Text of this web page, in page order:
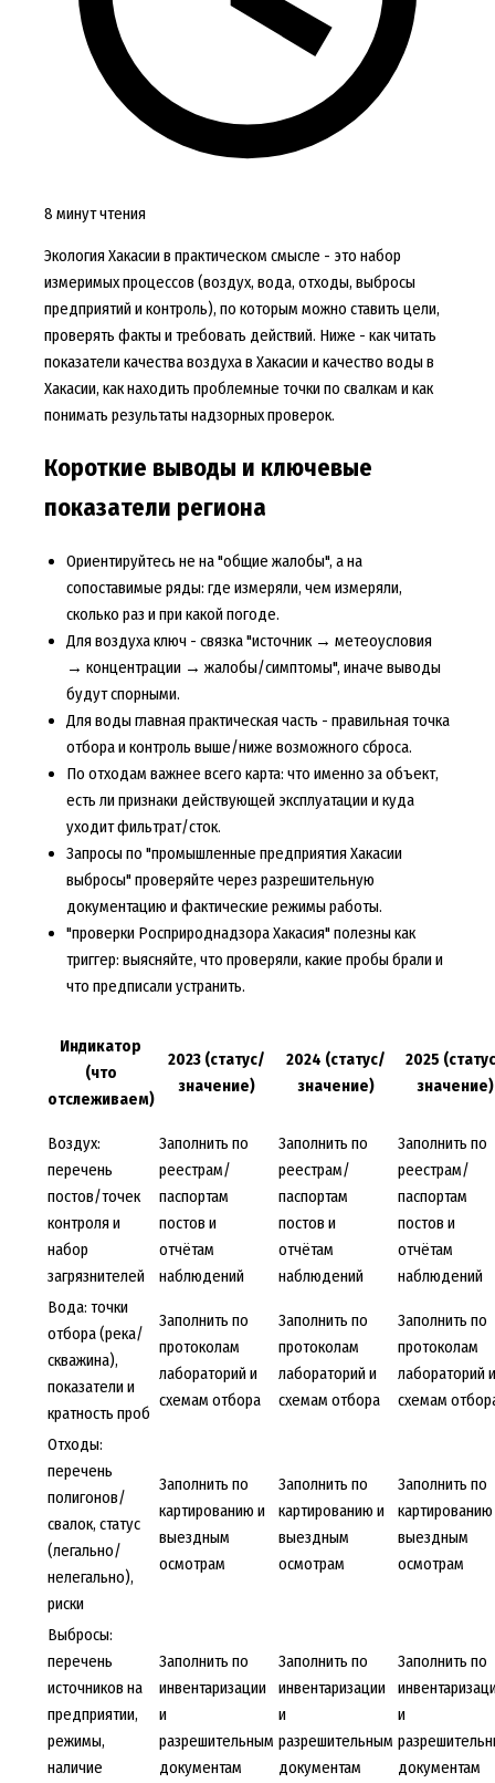
8 минут чтения
Экология Хакасии в практическом смысле - это набор
измеримых процессов (воздух, вода, отходы, выбросы
предприятий и контроль), по которым можно ставить цели,
проверять факты и требовать действий. Ниже - как читать
показатели качества воздуха в Хакасии и качество воды в
Хакасии, как находить проблемные точки по свалкам и как
понимать результаты надзорных проверок.
Короткие выводы и ключевые
показатели региона
Ориентируйтесь не на "общие жалобы", а на
сопоставимые ряды: где измеряли, чем измеряли,
сколько раз и при какой погоде.
Для воздуха ключ - связка "источник → метеоусловия
→ концентрации → жалобы/симптомы", иначе выводы
будут спорными.
Для воды главная практическая часть - правильная точка
отбора и контроль выше/ниже возможного сброса.
По отходам важнее всего карта: что именно за объект,
есть ли признаки действующей эксплуатации и куда
уходит фильтрат/сток.
Запросы по "промышленные предприятия Хакасии
выбросы" проверяйте через разрешительную
документацию и фактические режимы работы.
"проверки Росприроднадзора Хакасия" полезны как
триггер: выясняйте, что проверяли, какие пробы брали и
что предписали устранить.
Индикатор
(что
отслеживаем)
2023 (статус/
значение)
2024 (статус/
значение)
2025
значение)
Воздух:
перечень
постов/точек
контроля и
набор
загрязнителей
Заполнить по
реестрам/
паспортам
постов и
отчётам
наблюдений
Заполнить по
реестрам/
паспортам
постов и
отчётам
наблюдений
Заполнить по
реестрам/
паспортам
постов и
отчётам
наблюдений
Вода: точки
отбора (река/
скважина),
показатели и
кратность проб
Заполнить по
протоколам
лабораторий и
схемам отбора
Заполнить по
протоколам
лабораторий и
схемам отбора
Заполнить по
протоколам
лабораторий и
схемам
Отходы:
перечень
полигонов/
свалок, статус
(легально/
нелегально),
риски
Заполнить по
картированию и
выездным
осмотрам
Заполнить по
картированию и
выездным
осмотрам
Заполнить по
выездным
осмотрам
Выбросы:
перечень
источников на
предприятии,
режимы,
наличие
Заполнить по
инвентаризации
и
разрешительным
документам
Заполнить по
инвентаризации
и
разрешительным
документам
Заполнить по
и
документам